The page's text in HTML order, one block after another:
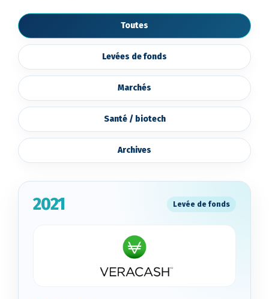
Toutes
Levées de fonds
Marchés
Santé / biotech
Archives
2021 Levée de fonds